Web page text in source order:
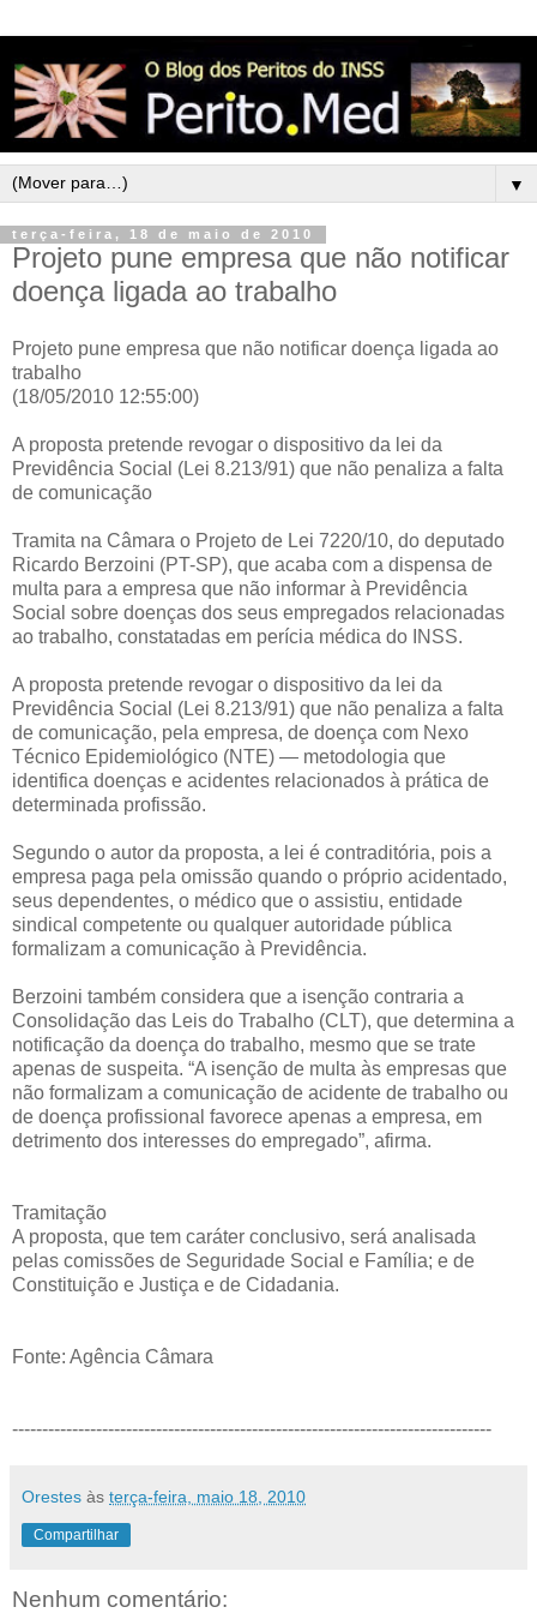
▼
terça-feira, 18 de maio de 2010
Projeto pune empresa que não notificar
doença ligada ao trabalho
Projeto pune empresa que não notificar doença ligada ao
trabalho
(18/05/2010 12:55:00)
A proposta pretende revogar o dispositivo da lei da
Previdência Social (Lei 8.213/91) que não penaliza a falta
de comunicação
Tramita na Câmara o Projeto de Lei 7220/10, do deputado
Ricardo Berzoini (PT-SP), que acaba com a dispensa de
multa para a empresa que não informar à Previdência
Social sobre doenças dos seus empregados relacionadas
ao trabalho, constatadas em perícia médica do INSS.
A proposta pretende revogar o dispositivo da lei da
Previdência Social (Lei 8.213/91) que não penaliza a falta
de comunicação, pela empresa, de doença com Nexo
Técnico Epidemiológico (NTE) — metodologia que
identifica doenças e acidentes relacionados à prática de
determinada profissão.
Segundo o autor da proposta, a lei é contraditória, pois a
empresa paga pela omissão quando o próprio acidentado,
seus dependentes, o médico que o assistiu, entidade
sindical competente ou qualquer autoridade pública
formalizam a comunicação à Previdência.
Berzoini também considera que a isenção contraria a
Consolidação das Leis do Trabalho (CLT), que determina a
notificação da doença do trabalho, mesmo que se trate
apenas de suspeita. “A isenção de multa às empresas que
não formalizam a comunicação de acidente de trabalho ou
de doença profissional favorece apenas a empresa, em
detrimento dos interesses do empregado”, afirma.
Tramitação
A proposta, que tem caráter conclusivo, será analisada
pelas comissões de Seguridade Social e Família; e de
Constituição e Justiça e de Cidadania.
Fonte: Agência Câmara
--------------------------------------------------------------------------------
Orestes às terça-feira, maio 18, 2010
Compartilhar
Nenhum comentário: